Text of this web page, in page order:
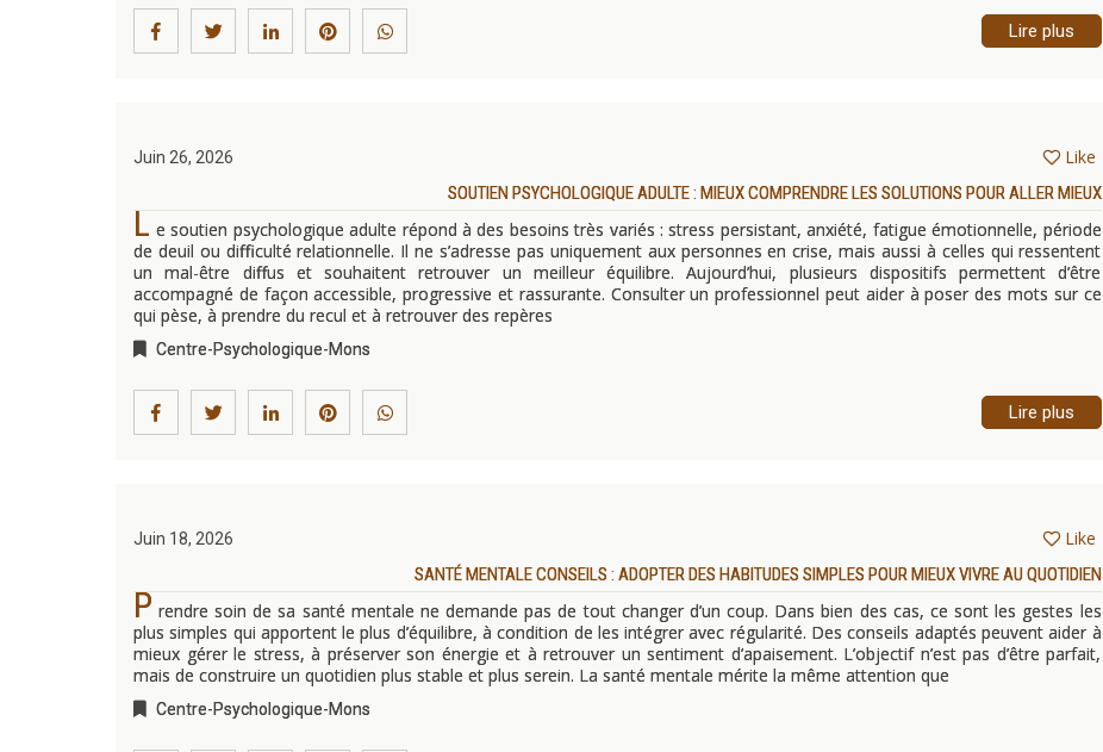
Lire plus
Juin 26, 2026 Like
SOUTIEN PSYCHOLOGIQUE ADULTE : MIEUX COMPRENDRE LES SOLUTIONS POUR ALLER MIEUX
L e soutien psychologique adulte répond à des besoins très variés : stress persistant, anxiété, fatigue émotionnelle, période
de deuil ou difficulté relationnelle. Il ne s’adresse pas uniquement aux personnes en crise, mais aussi à celles qui ressentent
un mal-être diffus et souhaitent retrouver un meilleur équilibre. Aujourd’hui, plusieurs dispositifs permettent d’être
accompagné de façon accessible, progressive et rassurante. Consulter un professionnel peut aider à poser des mots sur ce
qui pèse, à prendre du recul et à retrouver des repères
Centre-Psychologique-Mons
Lire plus
Juin 18, 2026 Like
SANTÉ MENTALE CONSEILS : ADOPTER DES HABITUDES SIMPLES POUR MIEUX VIVRE AU QUOTIDIEN
P rendre soin de sa santé mentale ne demande pas de tout changer d’un coup. Dans bien des cas, ce sont les gestes les
plus simples qui apportent le plus d’équilibre, à condition de les intégrer avec régularité. Des conseils adaptés peuvent aider à
mieux gérer le stress, à préserver son énergie et à retrouver un sentiment d’apaisement. L’objectif n’est pas d’être parfait,
mais de construire un quotidien plus stable et plus serein. La santé mentale mérite la même attention que
Centre-Psychologique-Mons